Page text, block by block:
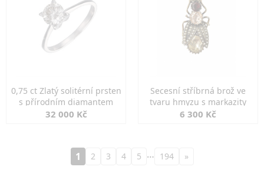
0,75 ct Zlatý solitérní prsten
s přírodním diamantem
32 000 Kč
Secesní stříbrná brož ve
tvaru hmyzu s markazity
6 300 Kč
1 2 3 4 5 … 194 »